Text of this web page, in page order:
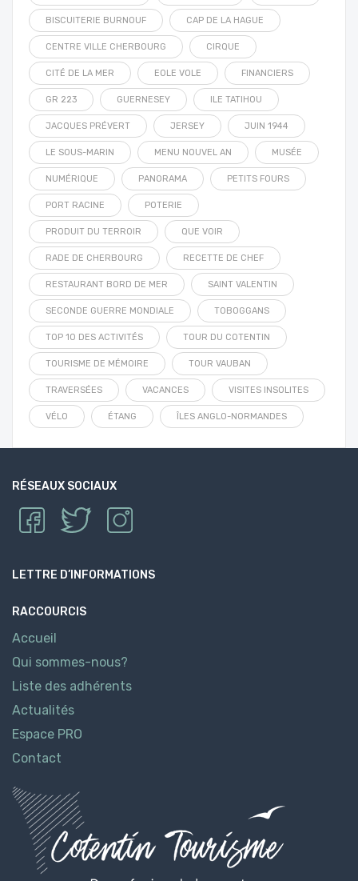
BISCUITERIE BURNOUF CAP DE LA HAGUE
CENTRE VILLE CHERBOURG CIRQUE
CITÉ DE LA MER EOLE VOLE FINANCIERS
GR 223 GUERNESEY ILE TATIHOU
JACQUES PRÉVERT JERSEY JUIN 1944
LE SOUS-MARIN MENU NOUVEL AN MUSÉE
NUMÉRIQUE PANORAMA PETITS FOURS
PORT RACINE POTERIE
PRODUIT DU TERROIR QUE VOIR
RADE DE CHERBOURG RECETTE DE CHEF
RESTAURANT BORD DE MER SAINT VALENTIN
SECONDE GUERRE MONDIALE TOBOGGANS
TOP 10 DES ACTIVITÉS TOUR DU COTENTIN
TOURISME DE MÉMOIRE TOUR VAUBAN
TRAVERSÉES VACANCES VISITES INSOLITES
VÉLO ÉTANG ÎLES ANGLO-NORMANDES
RÉSEAUX SOCIAUX
LETTRE D’INFORMATIONS
RACCOURCIS
Accueil
Qui sommes-nous?
Liste des adhérents
Actualités
Espace PRO
Contact